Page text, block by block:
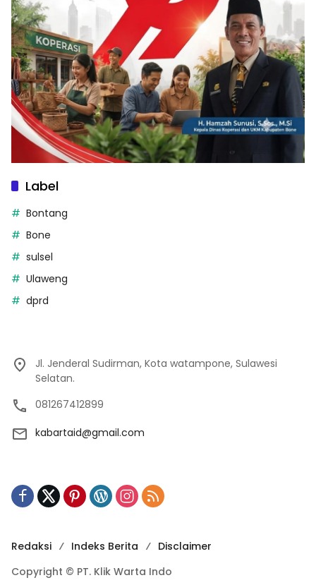
Label
Bontang
Bone
sulsel
Ulaweng
dprd
Jl. Jenderal Sudirman, Kota watampone, Sulawesi
Selatan.
081267412899
kabartaid@gmail.com
Redaksi Indeks Berita
Disclaimer
Copyright © PT. Klik Warta Indo